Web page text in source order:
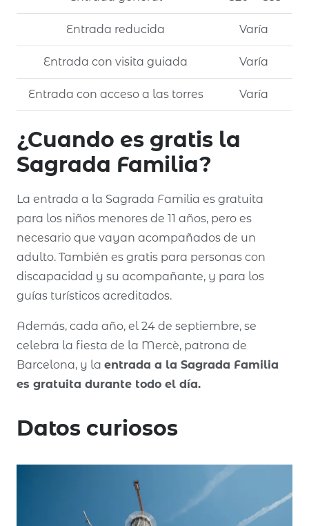
Entrada reducida Varía
Entrada con visita guiada Varía
Entrada con acceso a las torres Varía
¿Cuando es gratis la
Sagrada Familia?
La entrada a la Sagrada Familia es gratuita
para los niños menores de 11 años, pero es
necesario que vayan acompañados de un
adulto. También es gratis para personas con
discapacidad y su acompañante, y para los
guías turísticos acreditados.
Además, cada año, el 24 de septiembre, se
celebra la fiesta de la Mercè, patrona de
Barcelona, y la entrada a la Sagrada Familia
es gratuita durante todo el día.
Datos curiosos